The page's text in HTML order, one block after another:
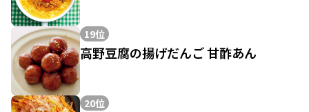
19位
高野豆腐の揚げだんご 甘酢あん
20位